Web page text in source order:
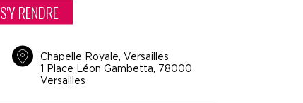
S'Y RENDRE
Chapelle Royale, Versailles
1 Place Léon Gambetta, 78000
Versailles